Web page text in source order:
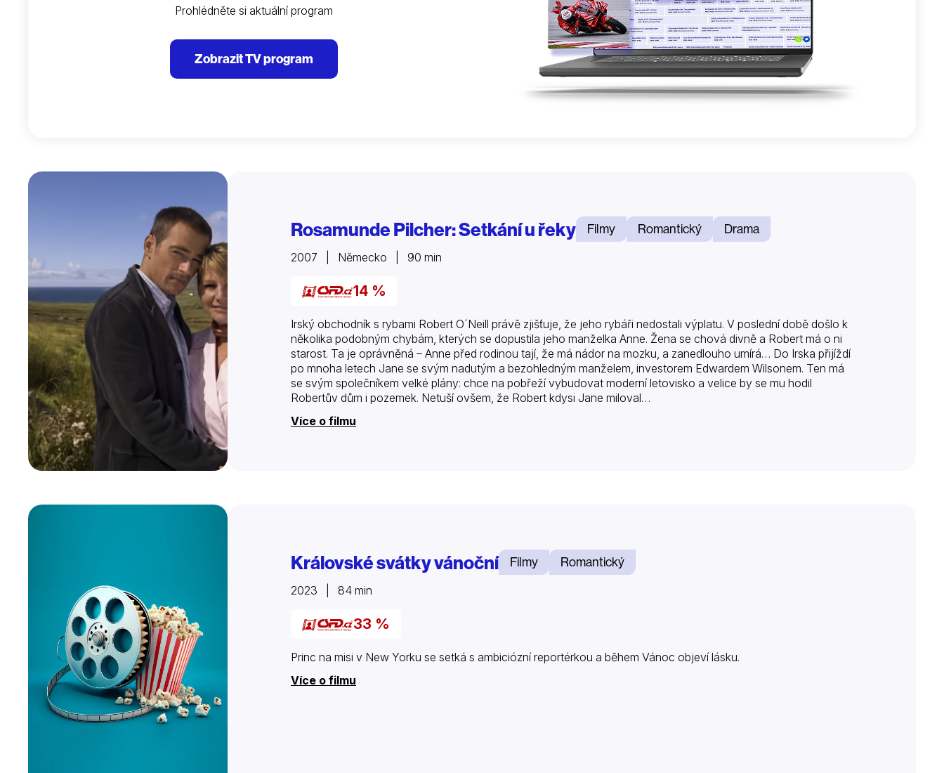
Prohlédněte si aktuální program
Zobrazit TV program
Rosamunde Pilcher: Setkání u řeky Filmy Romantický Drama
2007 | Německo | 90 min
14 %
Irský obchodník s rybami Robert O´Neill právě zjišťuje, že jeho rybáři nedostali výplatu. V poslední době došlo k
několika podobným chybám, kterých se dopustila jeho manželka Anne. Žena se chová divně a Robert má o ni
starost. Ta je oprávněná – Anne před rodinou tají, že má nádor na mozku, a zanedlouho umírá… Do Irska přijíždí
po mnoha letech Jane se svým nadutým a bezohledným manželem, investorem Edwardem Wilsonem. Ten má
se svým společníkem velké plány: chce na pobřeží vybudovat moderní letovisko a velice by se mu hodil
Robertův dům i pozemek. Netuší ovšem, že Robert kdysi Jane miloval…
Více o filmu
Královské svátky vánoční Filmy Romantický
2023 | 84 min
33 %
Princ na misi v New Yorku se setká s ambiciózní reportérkou a během Vánoc objeví lásku.
Více o filmu